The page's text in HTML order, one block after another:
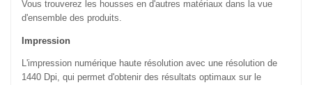
Vous trouverez les housses en d'autres matériaux dans la vue
d'ensemble des produits.
Impression
L'impression numérique haute résolution avec une résolution de
1440 Dpi, qui permet d'obtenir des résultats optimaux sur le